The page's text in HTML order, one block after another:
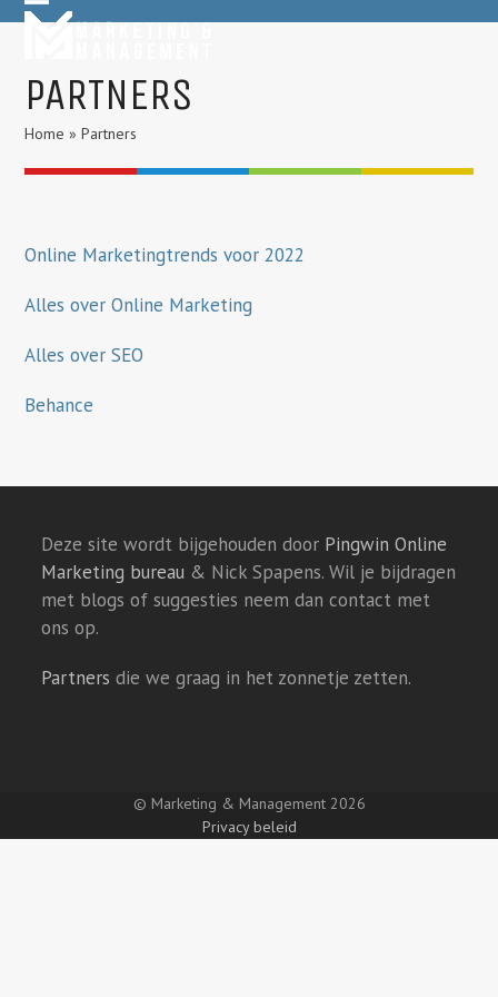
SkipOpen
menu
Close
menu
PARTNERS
Home »Partners
Online Marketingtrends voor 2022
Alles over Online Marketing
Alles over SEO
Behance
Deze site wordt bijgehouden door Pingwin Online
Marketing bureau & Nick Spapens. Wil je bijdragen
met blogs of suggesties neem dan contact met
ons op.
Partners die we graag in het zonnetje zetten.
© Marketing & Management 2026
Privacy beleid